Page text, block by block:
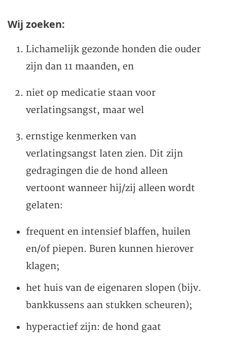
Wij zoeken:
Lichamelijk gezonde honden die ouder
zijn dan 11 maanden, en
niet op medicatie staan voor
verlatingsangst, maar wel
ernstige kenmerken van
verlatingsangst laten zien. Dit zijn
gedragingen die de hond alleen
vertoont wanneer hij/zij alleen wordt
gelaten:
frequent en intensief blaffen, huilen
en/of piepen. Buren kunnen hierover
klagen;
het huis van de eigenaren slopen (bijv.
bankkussens aan stukken scheuren);
hyperactief zijn: de hond gaat